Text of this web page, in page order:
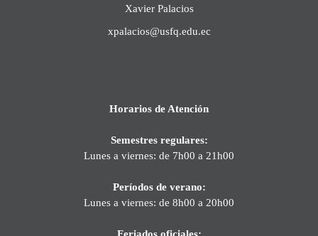
Xavier Palacios
xpalacios@usfq.edu.ec
Horarios de Atención
Semestres regulares:
Lunes a viernes: de 7h00 a 21h00
Períodos de verano:
Lunes a viernes: de 8h00 a 20h00
Feriados oficiales: